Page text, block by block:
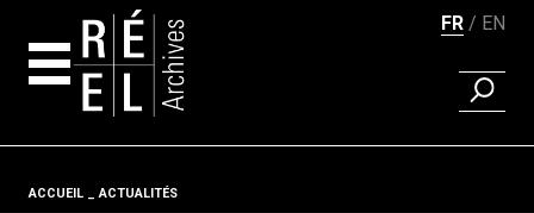
FR EN
Fil d'ariane
ACCUEIL ACTUALITÉS